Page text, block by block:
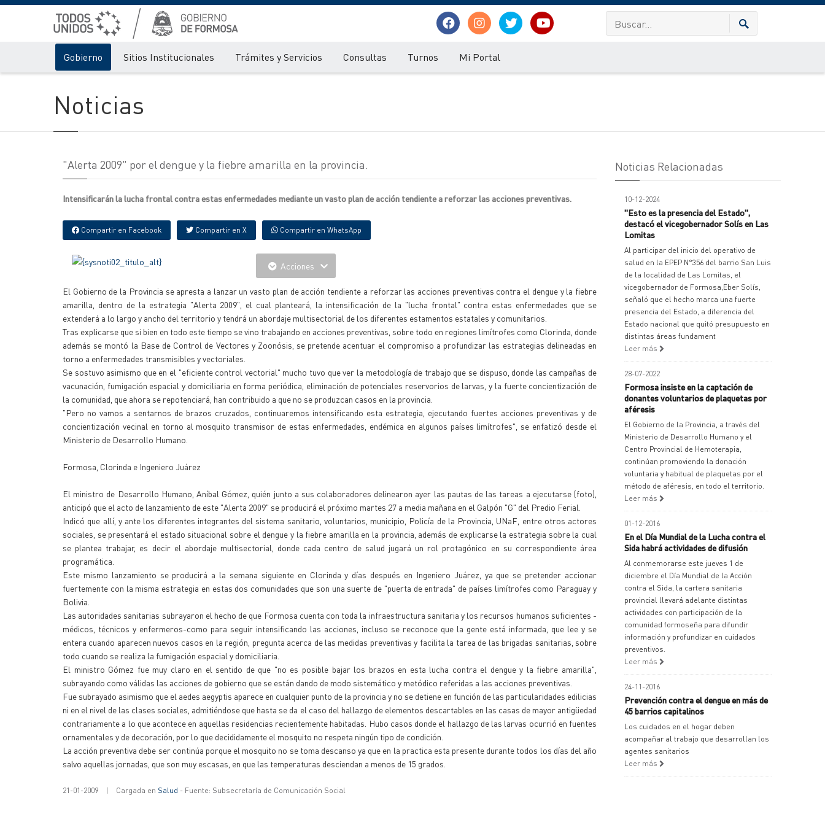
Gobierno Sitios Institucionales Trámites y Servicios Consultas Turnos Mi Portal
Noticias
"Alerta 2009" por el dengue y la fiebre amarilla en la provincia.
Intensificarán la lucha frontal contra estas enfermedades mediante un vasto plan de acción tendiente a reforzar las acciones preventivas.
Compartir en Facebook Compartir en X Compartir en WhatsApp
Acciones
El Gobierno de la Provincia se apresta a lanzar un vasto plan de acción tendiente a reforzar las acciones preventivas contra el dengue y la fiebre
amarilla, dentro de la estrategia "Alerta 2009", el cual planteará, la intensificación de la "lucha frontal" contra estas enfermedades que se
extenderá a lo largo y ancho del territorio y tendrá un abordaje multisectorial de los diferentes estamentos estatales y comunitarios.
Tras explicarse que si bien en todo este tiempo se vino trabajando en acciones preventivas, sobre todo en regiones limítrofes como Clorinda, donde
además se montó la Base de Control de Vectores y Zoonósis, se pretende acentuar el compromiso a profundizar las estrategias delineadas en
torno a enfermedades transmisibles y vectoriales.
Se sostuvo asimismo que en el "eficiente control vectorial" mucho tuvo que ver la metodología de trabajo que se dispuso, donde las campañas de
vacunación, fumigación espacial y domiciliaria en forma periódica, eliminación de potenciales reservorios de larvas, y la fuerte concientización de
la comunidad, que ahora se repotenciará, han contribuido a que no se produzcan casos en la provincia.
"Pero no vamos a sentarnos de brazos cruzados, continuaremos intensificando esta estrategia, ejecutando fuertes acciones preventivas y de
concientización vecinal en torno al mosquito transmisor de estas enfermedades, endémica en algunos países limítrofes", se enfatizó desde el
Ministerio de Desarrollo Humano.
Formosa, Clorinda e Ingeniero Juárez
El ministro de Desarrollo Humano, Aníbal Gómez, quién junto a sus colaboradores delinearon ayer las pautas de las tareas a ejecutarse (foto),
anticipó que el acto de lanzamiento de este "Alerta 2009" se producirá el próximo martes 27 a media mañana en el Galpón "G" del Predio Ferial.
Indicó que allí, y ante los diferentes integrantes del sistema sanitario, voluntarios, municipio, Policía de la Provincia, UNaF, entre otros actores
sociales, se presentará el estado situacional sobre el dengue y la fiebre amarilla en la provincia, además de explicarse la estrategia sobre la cual
se plantea trabajar, es decir el abordaje multisectorial, donde cada centro de salud jugará un rol protagónico en su correspondiente área
programática.
Este mismo lanzamiento se producirá a la semana siguiente en Clorinda y días después en Ingeniero Juárez, ya que se pretender accionar
fuertemente con la misma estrategia en estas dos comunidades que son una suerte de "puerta de entrada" de países limítrofes como Paraguay y
Bolivia.
Las autoridades sanitarias subrayaron el hecho de que Formosa cuenta con toda la infraestructura sanitaria y los recursos humanos suficientes -
médicos, técnicos y enfermeros-como para seguir intensificando las acciones, incluso se reconoce que la gente está informada, que lee y se
entera cuando aparecen nuevos casos en la región, pregunta acerca de las medidas preventivas y facilita la tarea de las brigadas sanitarias, sobre
todo cuando se realiza la fumigación espacial y domiciliaria.
El ministro Gómez fue muy claro en el sentido de que "no es posible bajar los brazos en esta lucha contra el dengue y la fiebre amarilla",
subrayando como válidas las acciones de gobierno que se están dando de modo sistemático y metódico referidas a las acciones preventivas.
Fue subrayado asimismo que el aedes aegyptis aparece en cualquier punto de la provincia y no se detiene en función de las particularidades edilicias
ni en el nivel de las clases sociales, admitiéndose que hasta se da el caso del hallazgo de elementos descartables en las casas de mayor antigüedad
contrariamente a lo que acontece en aquellas residencias recientemente habitadas. Hubo casos donde el hallazgo de las larvas ocurrió en fuentes
ornamentales y de decoración, por lo que decididamente el mosquito no respeta ningún tipo de condición.
La acción preventiva debe ser continúa porque el mosquito no se toma descanso ya que en la practica esta presente durante todos los días del año
salvo aquellas jornadas, que son muy escasas, en que las temperaturas desciendan a menos de 15 grados.
21-01-2009 | Cargada en Salud - Fuente: Subsecretaría de Comunicación Social
Noticias Relacionadas
10-12-2024
"Esto es la presencia del Estado",
destacó el vicegobernador Solís en Las
Lomitas
Al participar del inicio del operativo de
salud en la EPEP N°356 del barrio San Luis
de la localidad de Las Lomitas, el
vicegobernador de Formosa,Eber Solís,
señaló que el hecho marca una fuerte
presencia del Estado, a diferencia del
Estado nacional que quitó presupuesto en
distintas áreas fundament
Leer más
28-07-2022
Formosa insiste en la captación de
donantes voluntarios de plaquetas por
aféresis
El Gobierno de la Provincia, a través del
Ministerio de Desarrollo Humano y el
Centro Provincial de Hemoterapia,
continúan promoviendo la donación
voluntaria y habitual de plaquetas por el
método de aféresis, en todo el territorio.
Leer más
01-12-2016
En el Día Mundial de la Lucha contra el
Sida habrá actividades de difusión
Al conmemorarse este jueves 1 de
diciembre el Día Mundial de la Acción
contra el Sida, la cartera sanitaria
provincial llevará adelante distintas
actividades con participación de la
comunidad formoseña para difundir
información y profundizar en cuidados
preventivos.
Leer más
24-11-2016
Prevención contra el dengue en más de
45 barrios capitalinos
Los cuidados en el hogar deben
acompañar al trabajo que desarrollan los
agentes sanitarios
Leer más